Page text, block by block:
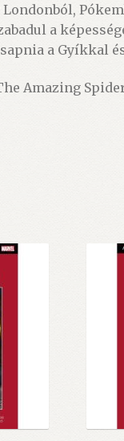
Londonból,
a
a Gyíkkal
Amazing